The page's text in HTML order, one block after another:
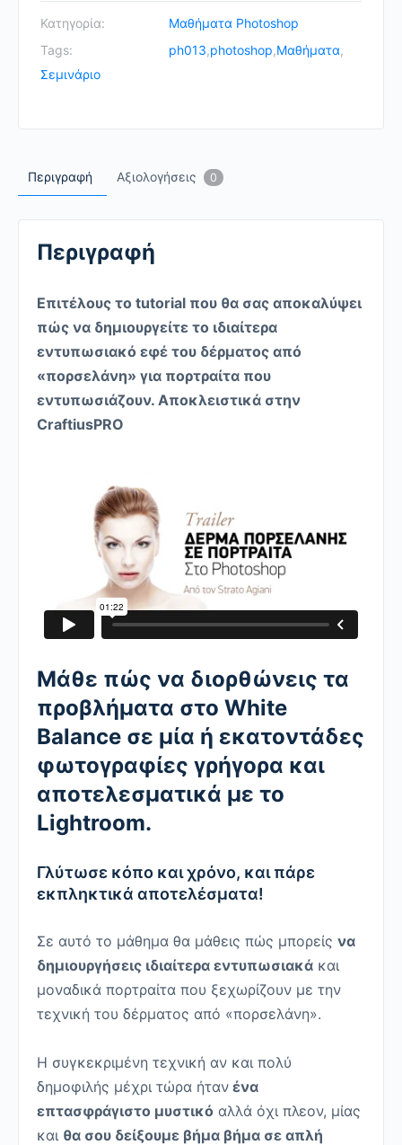
Κατηγορία:
Μαθήματα Photoshop
Tags:
ph013,photoshop,Μαθήματα,
Σεμινάριο
Περιγραφή Αξιολογήσεις 0
Περιγραφή
Επιτέλους το tutorial που θα σας αποκαλύψει
πώς να δημιουργείτε το ιδιαίτερα
εντυπωσιακό εφέ του δέρματος από
«πορσελάνη» για πορτραίτα που
εντυπωσιάζουν. Αποκλειστικά στην
CraftiusPRO
Μάθε πώς να διορθώνεις τα
προβλήματα στο White
Balance σε μία ή εκατοντάδες
φωτογραφίες γρήγορα και
αποτελεσματικά με το
Lightroom.
Γλύτωσε κόπο και χρόνο, και πάρε
εκπληκτικά αποτελέσματα!
Σε αυτό το μάθημα θα μάθεις πώς μπορείς να
δημιουργήσεις ιδιαίτερα εντυπωσιακά και
μοναδικά πορτραίτα που ξεχωρίζουν με την
τεχνική του δέρματος από «πορσελάνη».
Η συγκεκριμένη τεχνική αν και πολύ
δημοφιλής μέχρι τώρα ήταν ένα
επτασφράγιστο μυστικό αλλά όχι πλεον, μίας
και θα σου δείξουμε βήμα βήμα σε απλή